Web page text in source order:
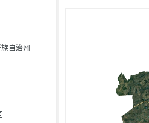
自治州